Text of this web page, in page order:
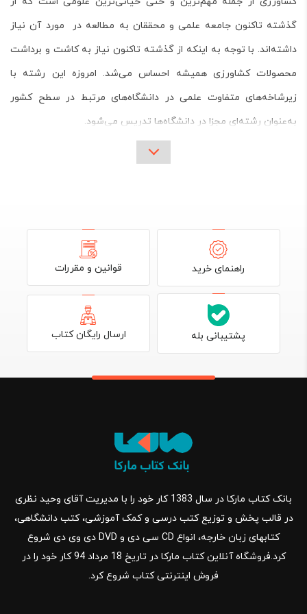
گذشته تاکنون جامعه علمی و محققان به مطالعه در مورد آن نیاز
داشته‌اند. با توجه به اینکه از گذشته تاکنون نیاز به کاشت و برداشت
محصولات کشاورزی همیشه احساس می‌شد. امروزه این رشته با
زیرشاخه‌های متفاوت علمی در دانشگاه‌های مرتبط در سطح کشور
به‌عنوان رشته‌ای مجزا در دانشگاه‌ها تدریس می‌شود.
زیرشاخه‌های اصلی رشته کشاورزی در دانشگاه
در دو دهه اخیر، رشته کشاورزی در دانشگاه‌های علوم کشاورزی ایران
متنوعی ازجمله رشته‌های دانشگاهی زیر به‌عنوان رشته‌های انتخابی
دانشجویان برای ورود به این عرصه به لیست علوم دانشگاهی اضافه
شود.
مجموعه مهندسی منابع طبيعی ـ مرتع و آبخيزداری
مجموعه مهندسی كشاورزی ـ آب
مجموعه كشاورزی ـ علوم خاك
مجموعه مهندسی كشاورزی ـ علوم دام و طيور
مجموعه مهندسی منابع طبيعی ـ چوب
علوم و مهندسی صنايع غذايی
حشره‌شناسی كشاورزی
مهندسی مكانيك بيوسيستم
راهنمای خرید قوانین و مقررات
پشتیبانی بله ارسال رایگان کتاب
بانک کتاب مارکا در سال 1383 کار خود را با مدیریت آقای وحید نظری
در قالب پخش و توزیع کتب درسی و کمک آموزشی، کتب دانشگاهی،
کتابهای زبان خارجه، انواع CD سی دی و DVD دی وی دی شروع
کرد.فروشگاه آنلاین کتاب مارکا در تاریخ 18 مرداد 94 کار خود را در
فروش اینترنتی کتاب شروع کرد.